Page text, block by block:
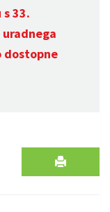
33.
dostopne